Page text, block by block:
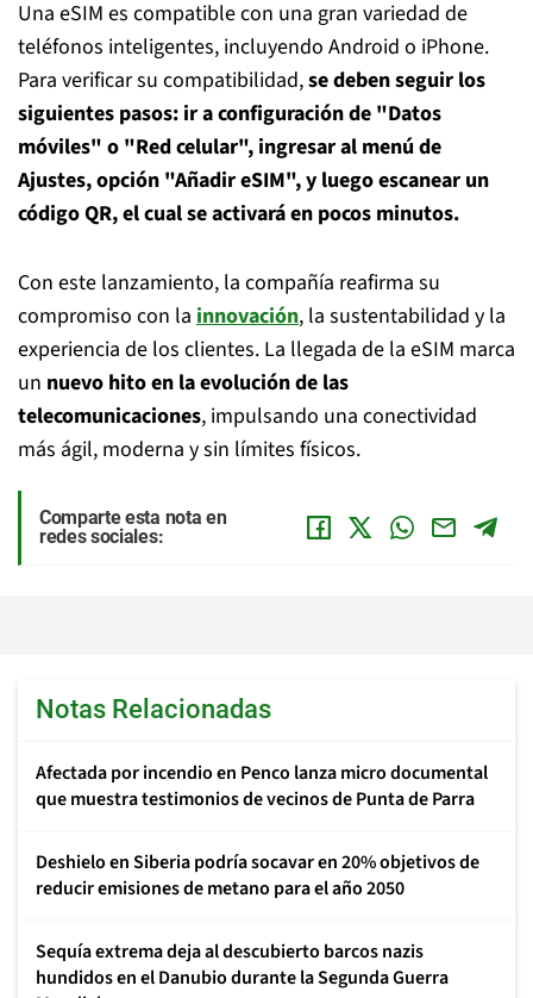
Una eSIM es compatible con una gran variedad de
teléfonos inteligentes, incluyendo Android o iPhone.
Para verificar su compatibilidad,se deben seguir los
siguientes pasos: ir a configuración de "Datos
móviles" o "Red celular", ingresar al menú de
Ajustes, opción "Añadir eSIM", y luego escanear un
código QR, el cual se activará en pocos minutos.
Con este lanzamiento, la compañía reafirma su
compromiso con la innovación, la sustentabilidad y la
experiencia de los clientes. La llegada de la eSIM marca
un nuevo hito en la evolución de las
telecomunicaciones, impulsando una conectividad
más ágil, moderna y sin límites físicos.
Comparte esta nota en
redes sociales:
Notas Relacionadas
Afectada por incendio en Penco lanza micro documental
que muestra testimonios de vecinos de Punta de Parra
Deshielo en Siberia podría socavar en 20% objetivos de
reducir emisiones de metano para el año 2050
Sequía extrema deja al descubierto barcos nazis
hundidos en el Danubio durante la Segunda Guerra